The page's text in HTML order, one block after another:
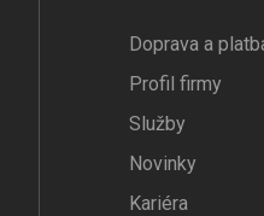
Doprava a
Profil firmy
Služby
Novinky
Kariéra